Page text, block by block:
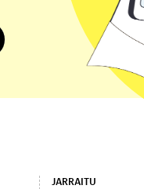
JARRAITU